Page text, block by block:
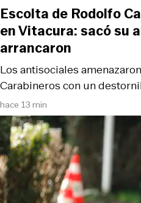
hace 13 min
Los antisociales
Carabineros con un
Escolta de Rodolfo
en Vitacura: sacó su
arrancaron